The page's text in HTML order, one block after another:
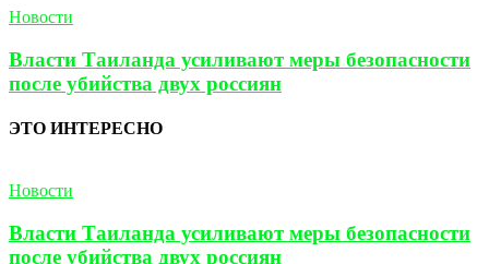
Новости
Власти Таиланда усиливают меры безопасности
после убийства двух россиян
ЭТО ИНТЕРЕСНО
Новости
Власти Таиланда усиливают меры безопасности
после убийства двух россиян